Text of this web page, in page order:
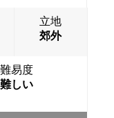
立地
郊外
難易度
難しい